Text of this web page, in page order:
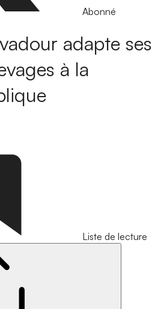
Abonné
adapte ses
à la
Liste de lecture